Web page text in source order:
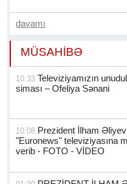
davamı
MÜSAHİBƏ
10:33 Televiziyamızın
siması – Ofeliya Sənani
10:08 Prezident İlham Əliyev
"Euronews" televiziyasına
verib - FOTO - VİDEO